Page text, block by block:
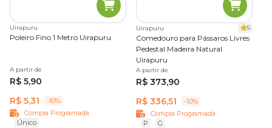
Uirapuru
Poleiro Fino 1 Metro Uirapuru
A partir de
R$ 5,90
R$ 5,31
-10%
Compra Programada
Único
Uirapuru 5
Comedouro para Pássaros Livres
Pedestal Madeira Natural
Uirapuru
A partir de
R$ 373,90
R$ 336,51
-10%
Compra Programada
P
G